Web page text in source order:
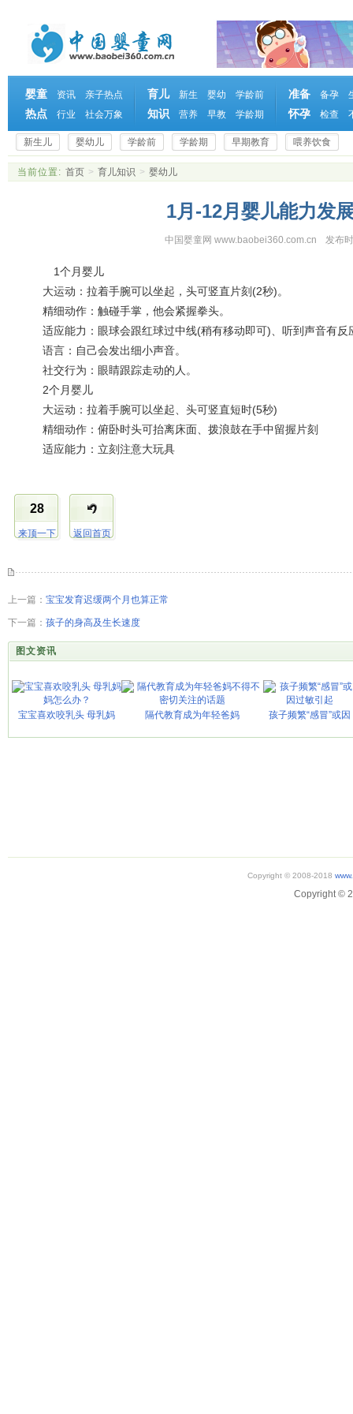
婴童
热点
资讯
亲子热点
行业
社会万象
育儿
知识
新生 婴幼
学龄前
营养
早教 学龄期
准备
怀孕
备孕
检查
新生儿 婴幼儿 学龄前 学龄期 早期教育 喂养饮食
当前位置: 首页 > 育儿知识 > 婴幼儿
1月-12月婴儿能力发
中国婴童网 www.baobei360.com.cn 发布
1个月婴儿
大运动：拉着手腕可以坐起，头可竖直片刻(2秒)。
精细动作：触碰手掌，他会紧握拳头。
适应能力：眼球会跟红球过中线(稍有移动即可)、听到声音有反
语言：自己会发出细小声音。
社交行为：眼睛跟踪走动的人。
2个月婴儿
大运动：拉着手腕可以坐起、头可竖直短时(5秒)
精细动作：俯卧时头可抬离床面、拨浪鼓在手中留握片刻
适应能力：立刻注意大玩具
28
来顶一下 返回首页
上一篇： 宝宝发育迟缓两个月也算正常
下一篇： 孩子的身高及生长速度
图文资讯
宝宝喜欢咬乳头 母乳妈 隔代教育成为年轻爸妈 孩子频繁“感冒”或因
Copyright © 2008-2018
Copyright ©